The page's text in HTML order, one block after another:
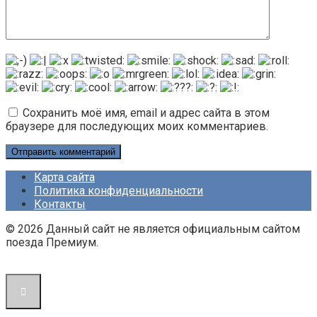
Сохранить моё имя, email и адрес сайта в этом
браузере для последующих моих комментариев.
Карта сайта
Политика конфиденциальности
Контакты
© 2026 Данный сайт не является официальным сайтом
поезда Премиум.